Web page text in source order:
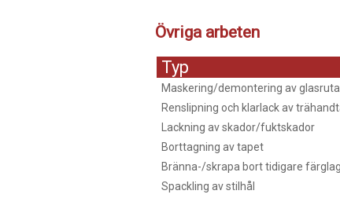
Övriga arbeten
Typ
Maskering/demontering av glasruta
Renslipning och klarlack av
Lackning av skador/fuktskador
Borttagning av tapet
Bränna-/skrapa bort tidigare
Spackling av stilhål